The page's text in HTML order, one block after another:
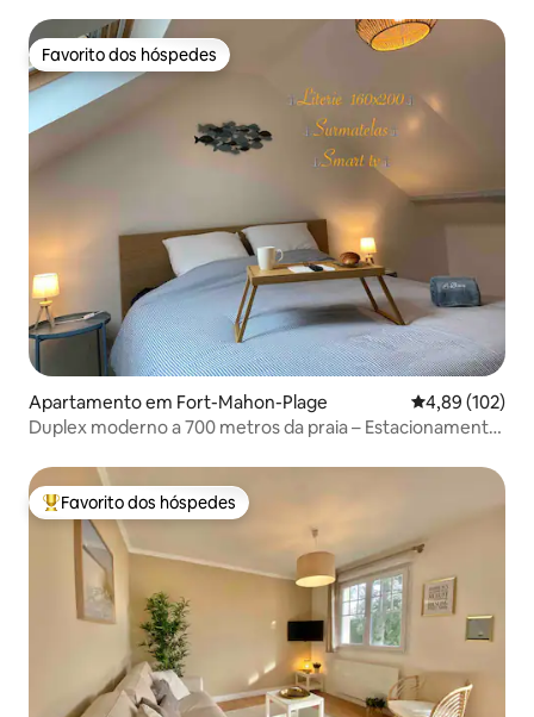
Favorito dos hóspedes
Favorito dos hóspedes
Apartamento em Fort-Mahon-Plage Classificação
4,89 (102)
Duplex moderno a 700 metros da praia – Estacionamento
Favoritos dos hóspedes mais apreciados
Favorito dos hóspedes